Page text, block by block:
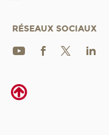
RÉSEAUX SOCIAUX